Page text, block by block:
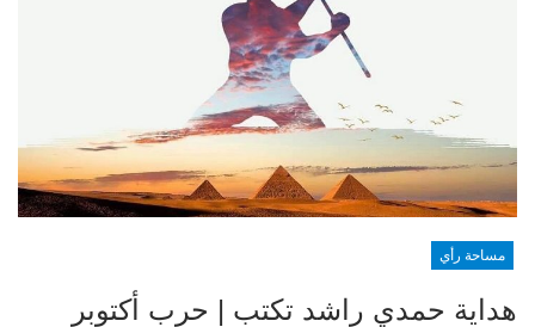
مساحة رأي
هداية حمدي راشد تكتب | حرب أكتوبر